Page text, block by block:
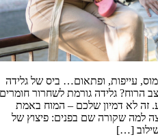
עייפות, ופתאום… ביס של גלידה
הרוח? גלידה גורמת לשחרור חומרים
זה לא דמיון שלכם – המוח באמת
למה שקורה שם בפנים: פיצוץ של
[…]